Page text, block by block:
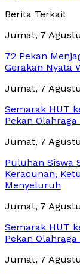
Berita Terkait
Jumat, 7
72 Pekan
Gerakan Nyata
Jumat, 7
Semarak HUT
Pekan
Jumat, 7
Puluhan Siswa
Keracunan,
Menyeluruh
Jumat, 7
Semarak HUT
Pekan
Jumat, 7